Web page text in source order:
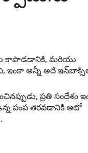
కాపాడడానికి, మరియు
ఇంకా అన్నీ అదే
ప్రతి సందేశం
పంప తెరవడానికి ఆటో